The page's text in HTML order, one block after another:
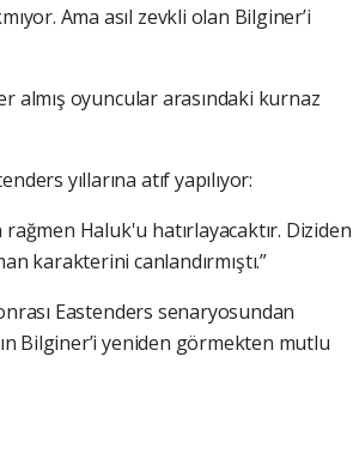
Ama asıl zevkli olan Bilginer’i
almış oyuncular arasındaki kurnaz
yıllarına atıf yapılıyor:
Haluk'u hatırlayacaktır. Diziden
karakterini canlandırmıştı.”
Eastenders senaryosundan
Bilginer’i yeniden görmekten mutlu